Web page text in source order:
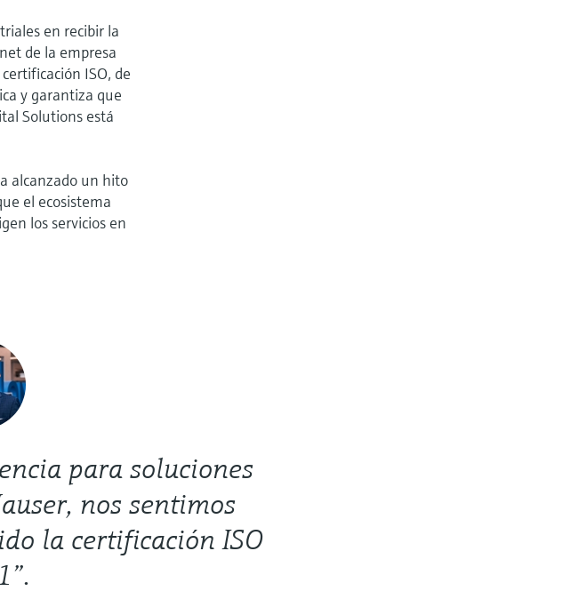
en recibir la
de la empresa
ISO, de
y garantiza que
Solutions está
alcanzado un hito
el ecosistema
los servicios en
para soluciones
nos sentimos
la certificación ISO